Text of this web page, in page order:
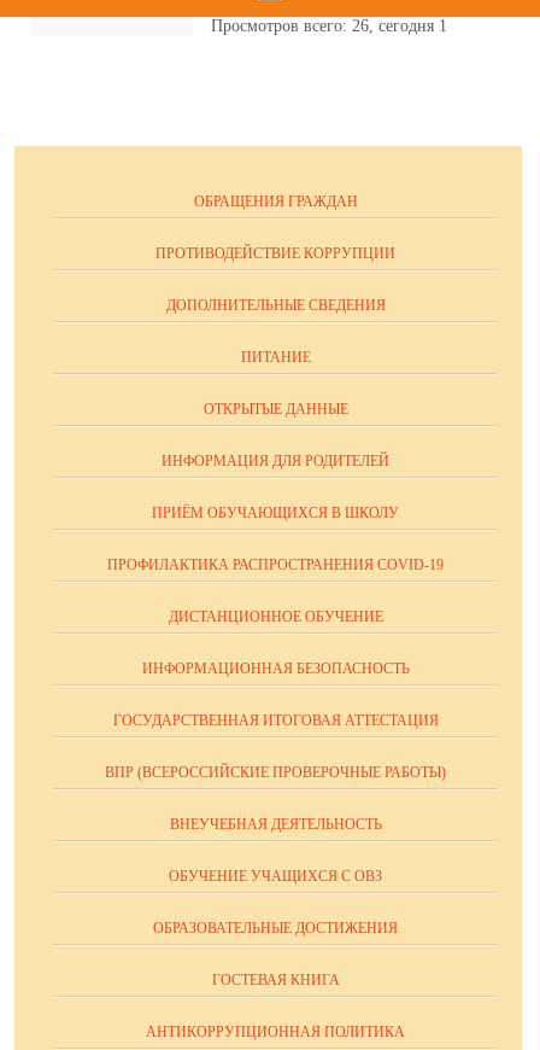
Просмотров всего: 26, сегодня 1
ОБРАЩЕНИЯ ГРАЖДАН
ПРОТИВОДЕЙСТВИЕ КОРРУПЦИИ
ДОПОЛНИТЕЛЬНЫЕ СВЕДЕНИЯ
ПИТАНИЕ
ОТКРЫТЫЕ ДАННЫЕ
ИНФОРМАЦИЯ ДЛЯ РОДИТЕЛЕЙ
ПРИЁМ ОБУЧАЮЩИХСЯ В ШКОЛУ
ПРОФИЛАКТИКА РАСПРОСТРАНЕНИЯ COVID-19
ДИСТАНЦИОННОЕ ОБУЧЕНИЕ
ИНФОРМАЦИОННАЯ БЕЗОПАСНОСТЬ
ГОСУДАРСТВЕННАЯ ИТОГОВАЯ АТТЕСТАЦИЯ
ВПР (ВСЕРОССИЙСКИЕ ПРОВЕРОЧНЫЕ РАБОТЫ)
ВНЕУЧЕБНАЯ ДЕЯТЕЛЬНОСТЬ
ОБУЧЕНИЕ УЧАЩИХСЯ С ОВЗ
ОБРАЗОВАТЕЛЬНЫЕ ДОСТИЖЕНИЯ
ГОСТЕВАЯ КНИГА
АНТИКОРРУПЦИОННАЯ ПОЛИТИКА